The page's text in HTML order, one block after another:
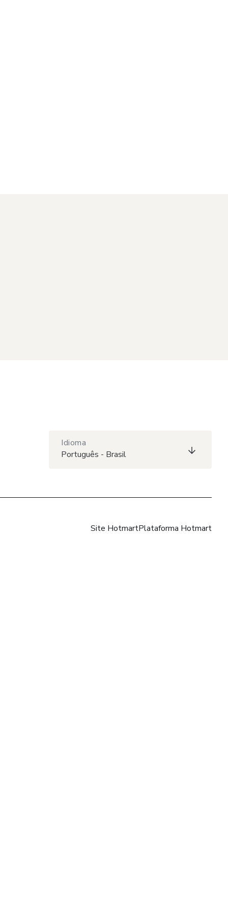
Idioma
Português - Brasil
Site HotmartPlataforma Hotmart